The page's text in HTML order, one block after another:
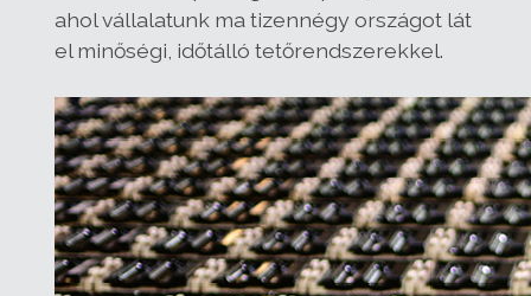
ahol vállalatunk ma tizennégy országot lát
el minőségi, időtálló tetőrendszerekkel.